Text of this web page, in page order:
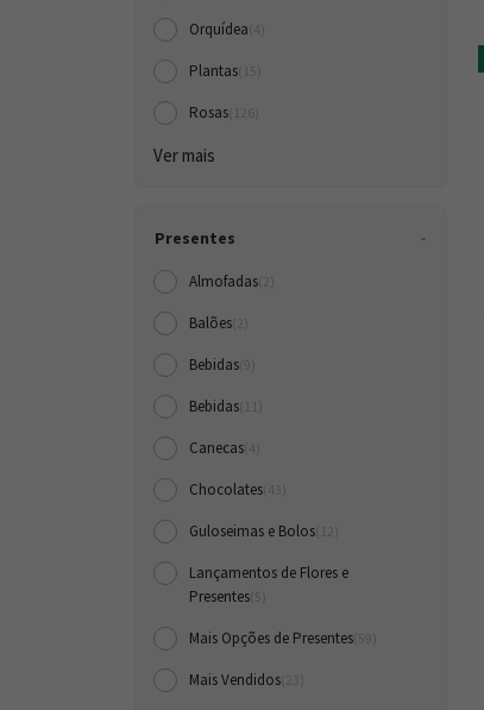
Orquídea
Plantas
Rosas
Ver mais
Presentes
Almofadas
Balões
Bebidas
Bebidas
Canecas
Chocolates
Guloseimas e Bolos
Lançamentos de Flores e
Presentes
Mais Opções de Presentes
Mais Vendidos